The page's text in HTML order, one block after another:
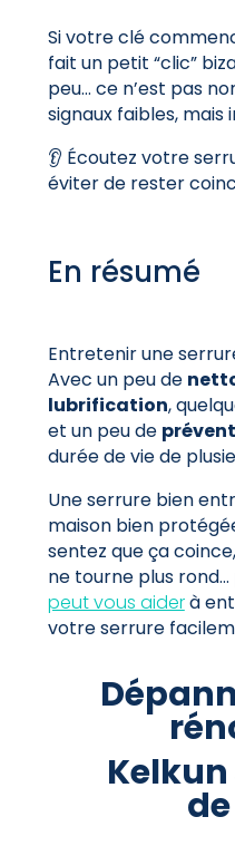
Si votre clé
fait un petit “clic”
peu… ce n’est pas
signaux faibles, mais
👂 Écoutez votre
éviter de rester
En résumé
Entretenir une
Avec un peu de
lubrification,
et un peu de
durée de vie de
Une serrure bien
maison bien
sentez que ça
ne tourne plus rond…
peut vous aiderà
votre serrure
Kelkun